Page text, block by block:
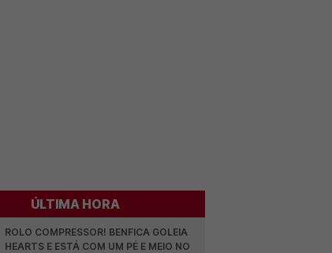
ÚLTIMA HORA
ROLO COMPRESSOR! BENFICA GOLEIA
HEARTS E ESTÁ COM UM PÉ E MEIO NO